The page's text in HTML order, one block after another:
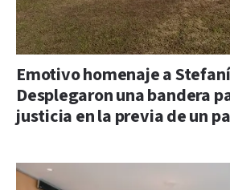
Emotivo homenaje a
Desplegaron una bandera
justicia en la previa de un